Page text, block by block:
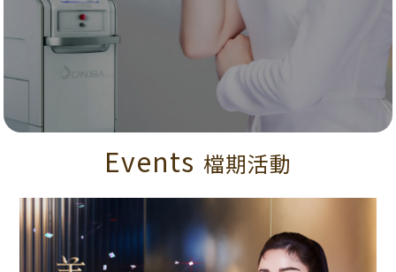
Events 檔期活動